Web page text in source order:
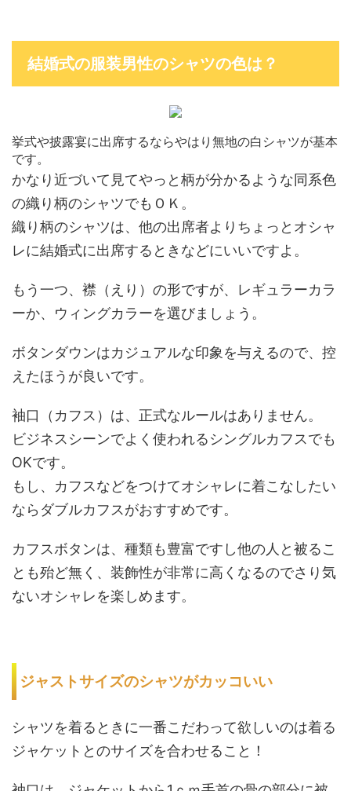
結婚式の服装男性のシャツの色は？
挙式や披露宴に出席するならやはり無地の白シャツが基本
です。
かなり近づいて見てやっと柄が分かるような同系色
の織り柄のシャツでもＯＫ。
織り柄のシャツは、他の出席者よりちょっとオシャ
レに結婚式に出席するときなどにいいですよ。
もう一つ、襟（えり）の形ですが、レギュラーカラ
ーか、ウィングカラーを選びましょう。
ボタンダウンはカジュアルな印象を与えるので、控
えたほうが良いです。
袖口（カフス）は、正式なルールはありません。
ビジネスシーンでよく使われるシングルカフスでも
OKです。
もし、カフスなどをつけてオシャレに着こなしたい
ならダブルカフスがおすすめです。
カフスボタンは、種類も豊富ですし他の人と被るこ
とも殆ど無く、装飾性が非常に高くなるのでさり気
ないオシャレを楽しめます。
ジャストサイズのシャツがカッコいい
シャツを着るときに一番こだわって欲しいのは着る
ジャケットとのサイズを合わせること！